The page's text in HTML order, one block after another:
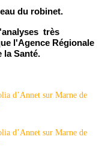
du robinet.
très
l'Agence Régionale
la Santé.